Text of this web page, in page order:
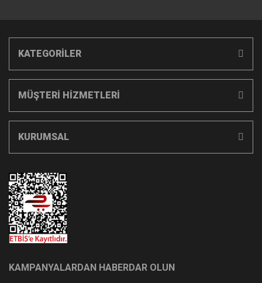
KATEGORİLER
MÜŞTERİ HİZMETLERİ
KURUMSAL
KAMPANYALARDAN HABERDAR OLUN